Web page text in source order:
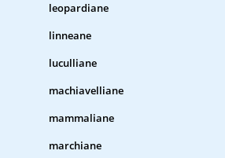
leopardiane
linneane
luculliane
machiavelliane
mammaliane
marchiane